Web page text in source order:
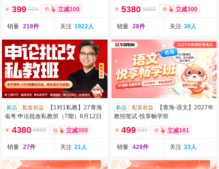
￥ 399 499 立减100
销量 218件 关注 1922人
￥ 5380 5680 立减300
销量 28件 关注 30人
新品 配套权益
【1对1私教】27青海
省考:申论批改私教班（7期）8月12日
￥ 4380 4680 立减300
销量 27件 关注 21人
新品 配套权益
【青海-语文】2027年
教招笔试·悦享畅学班
￥ 499 680 立减181
销量 428件 关注 33人